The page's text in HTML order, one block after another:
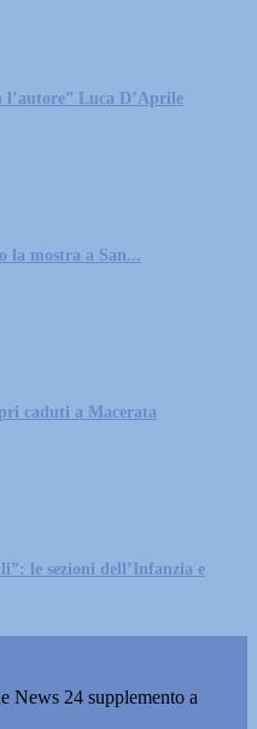
l’autore” Luca D’Aprile
la mostra a San...
caduti a Macerata
le sezioni dell’Infanzia e
News 24 supplemento a